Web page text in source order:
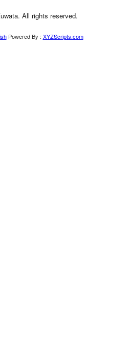
All rights reserved.
Powered By : XYZScripts.com